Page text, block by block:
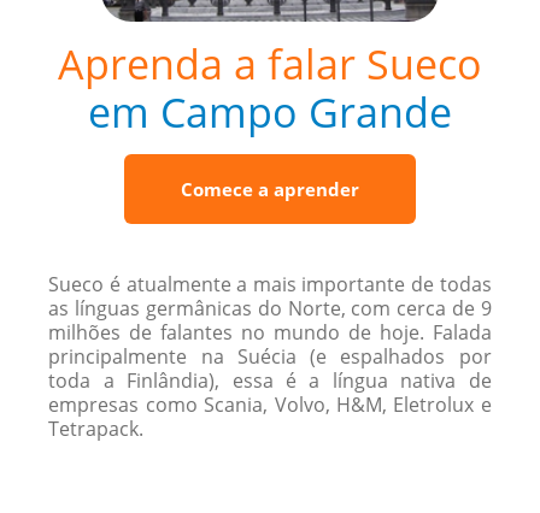
Aprenda a falar Sueco
em Campo Grande
Comece a aprender
Sueco é atualmente a mais importante de todas
as línguas germânicas do Norte, com cerca de 9
milhões de falantes no mundo de hoje. Falada
principalmente na Suécia (e espalhados por
toda a Finlândia), essa é a língua nativa de
empresas como Scania, Volvo, H&M, Eletrolux e
Tetrapack.